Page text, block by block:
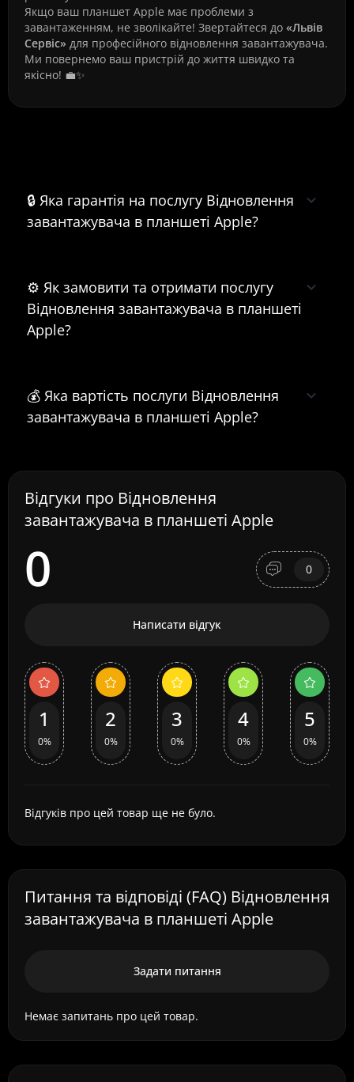
Якщо ваш планшет Apple має проблеми з
завантаженням, не зволікайте! Звертайтеся до «Львів
Сервіс» для професійного відновлення завантажувача.
Ми повернемо ваш пристрій до життя швидко та
якісно! 💼✨
🔒 Яка гарантія на послугу Відновлення
завантажувача в планшеті Apple?
⚙️ Як замовити та отримати послугу
Відновлення завантажувача в планшеті
Apple?
💰 Яка вартість послуги Відновлення
завантажувача в планшеті Apple?
Відгуки про Відновлення
завантажувача в планшеті Apple
0 0
Написати відгук
1
0%
2
0%
3
0%
4
0%
5
0%
Відгуків про цей товар ще не було.
Питання та відповіді (FAQ) Відновлення
завантажувача в планшеті Apple
Задати питання
Немає запитань про цей товар.